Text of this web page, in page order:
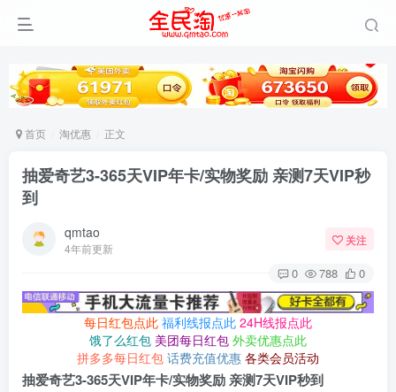
首页 淘优惠 正文
抽爱奇艺3-365天VIP年卡/实物奖励 亲测7天VIP秒
到
qmtao
4年前更新
关注
0 788 0
每日红包点此 福利线报点此 24H线报点此
饿了么红包 美团每日红包 外卖优惠点此
拼多多每日红包 话费充值优惠 各类会员活动
抽爱奇艺3-365天VIP年卡/实物奖励 亲测7天VIP秒到